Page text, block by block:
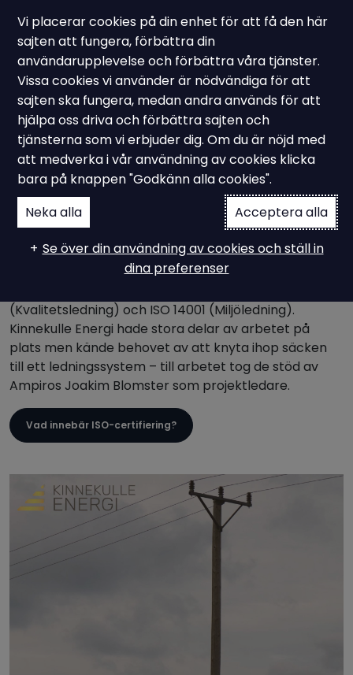
Kundcase - kvalitets- och miljöledningssystem
Att knyta ihop säcken:
från delar till fungerande
system
Vi på Ampiro fick förtroendet att stötta Kinnekulle
Energi i att samla, strukturera och knyta ihop
(Kvalitetsledning) och ISO 14001 (Miljöledning).
Kinnekulle Energi hade stora delar av arbetet på
plats men kände behovet av att knyta ihop säcken
till ett ledningssystem – till arbetet tog de stöd av
Ampiros Joakim Blomster som projektledare.
Vad innebär ISO-certifiering?
Vi placerar cookies på din enhet för att få den här
sajten att fungera, förbättra din
användarupplevelse och förbättra våra tjänster.
Vissa cookies vi använder är nödvändiga för att
sajten ska fungera, medan andra används för att
hjälpa oss driva och förbättra sajten och
tjänsterna som vi erbjuder dig. Om du är nöjd med
att medverka i vår användning av cookies klicka
bara på knappen "Godkänn alla cookies".
Acceptera alla
Neka alla
Se över din användning av cookies och ställ in
dina preferenser